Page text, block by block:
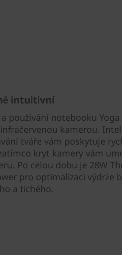
intuitivní
používání notebooku
infračervenou kamerou.
tváře vám poskytuje
kryt kamery vám
Po celou dobu je 28W
pro optimalizaci výdrže
a tichého.